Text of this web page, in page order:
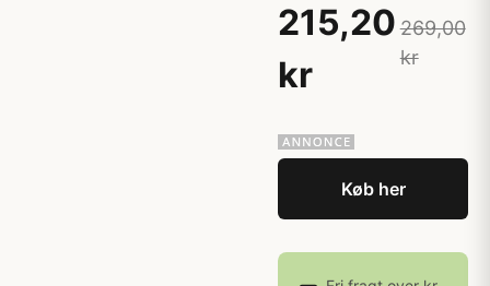
215,20
kr
269,00
kr
Køb her